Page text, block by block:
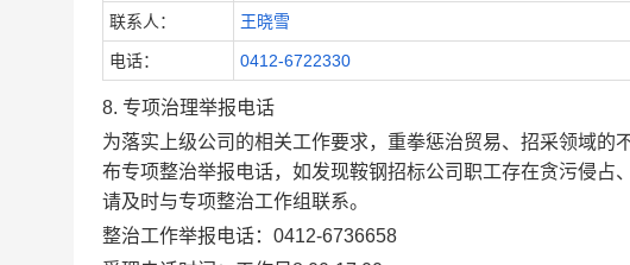
联系人： 王晓雪
电话： 0412-6722330
8. 专项治理举报电话
为落实上级公司的相关工作要求，重拳惩治贸易、招采领域的
布专项整治举报电话，如发现鞍钢招标公司职工存在贪污侵占
请及时与专项整治工作组联系。
整治工作举报电话：0412-6736658